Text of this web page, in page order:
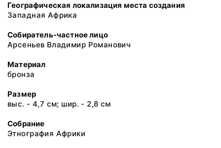
Географическая локализация места создания
Западная Африка
Собиратель-частное лицо
Арсеньев Владимир Романович
Материал
бронза
Размер
выс. - 4,7 см; шир. - 2,8 см
Собрание
Этнография Африки